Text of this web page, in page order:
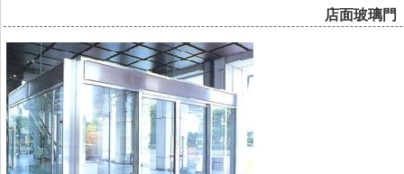
店面玻璃門